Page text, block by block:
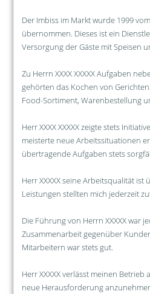
Der Imbiss im Markt wurde 1999 vom
übernommen. Dieses ist ein
Versorgung der Gäste mit Speisen
Zu Herrn XXXX XXXXX Aufgaben
gehörten das Kochen von
Food-Sortiment, Warenbestellung
Herr XXXX XXXXX zeigte stets
meisterte neue Arbeitssituationen
übertragende Aufgaben stets
Herr XXXXX seine Arbeitsqualität
Leistungen stellten mich jederzeit
Die Führung von Herrn XXXXX war
Zusammenarbeit gegenüber
Mitarbeitern war stets gut.
Herr XXXXX verlässt meinen
neue Herausforderung